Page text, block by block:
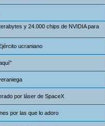
y 24.000 chips de NVIDIA para
ucraniano
por láser de SpaceX
por las que lo adoro